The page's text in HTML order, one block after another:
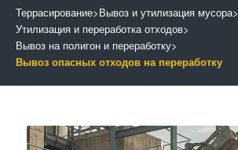
Террасирование>Вывоз и утилизация мусора>
Утилизация и переработка отходов>
Вывоз на полигон и переработку>
Вывоз опасных отходов на переработку